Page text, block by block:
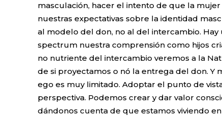
masculación, hacer el intento de que la
nuestras expectativas sobre la identidad
al modelo del don, no al del intercambio.
spectrum nuestra comprensión como hijos
no nutriente del intercambio veremos a la
de si proyectamos o nó la entrega del don.
ego es muy limitado. Adoptar el punto de
perspectiva. Podemos crear y dar valor
dándonos cuenta de que estamos viviendo